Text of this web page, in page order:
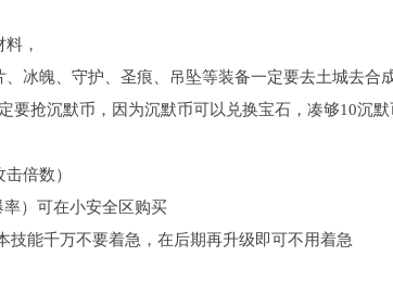
，
冰魄、守护、圣痕、吊坠等装备一定要去土城去合
抢沉默币，因为沉默币可以兑换宝石，凑够10沉
倍数）
）可在小安全区购买
能千万不要着急，在后期再升级即可不用着急